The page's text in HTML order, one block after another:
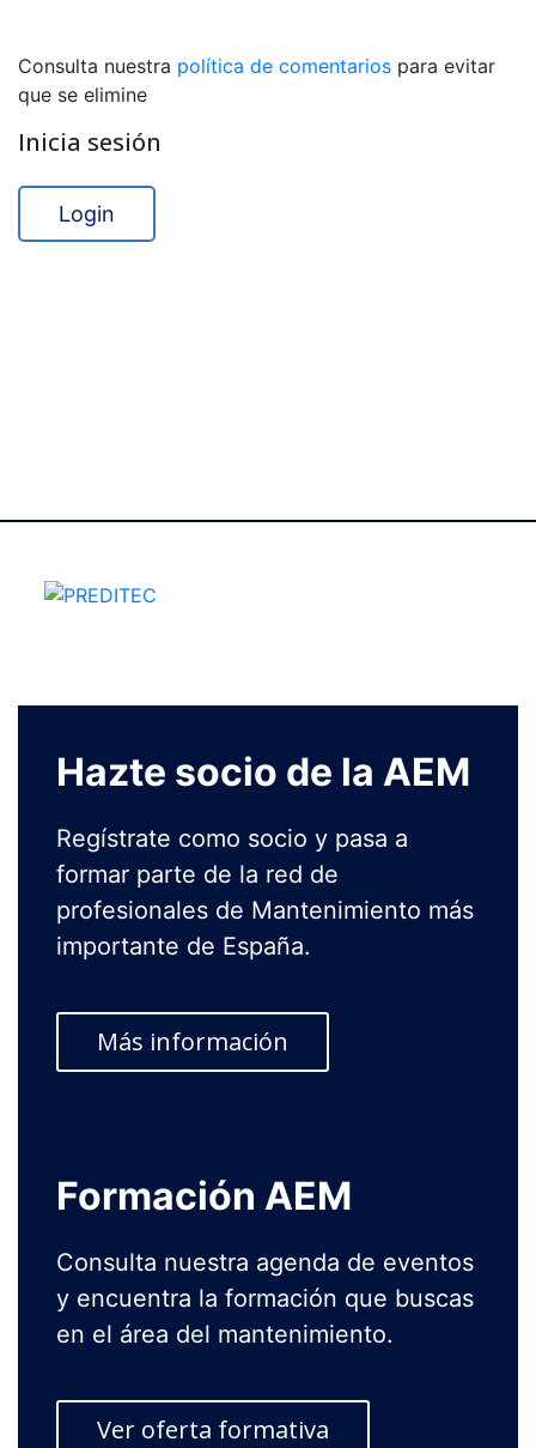
Consulta nuestra política de comentarios para evitar
que se elimine
Inicia sesión
Login
Hazte socio de la AEM
Regístrate como socio y pasa a
formar parte de la red de
profesionales de Mantenimiento más
importante de España.
Más información
Formación AEM
Consulta nuestra agenda de eventos
y encuentra la formación que buscas
en el área del mantenimiento.
Ver oferta formativa